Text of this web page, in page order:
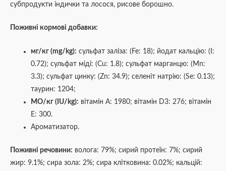
субпродукти індички та лосося, рисове борошно.
Поживні кормові добавки:
мг/кг (mg/kg): сульфат заліза: (Fe: 18); йодат кальцію: (I:
0.72); сульфат міді: (Cu: 1.8); сульфат марганцю: (Mn:
3.3); сульфат цинку: (Zn: 34.9); селеніт натрію: (Se: 0.13);
таурин: 1204;
МО/кг (IU/kg): вітамін А: 1980; вітамін D3: 276; вітамін
Е: 300.
Ароматизатор.
Поживні речовини: волога: 79%; сирий протеїн: 7%; сирий
жир: 9.1%; сира зола: 2%; сира клітковина: 0.02%; кальцій: